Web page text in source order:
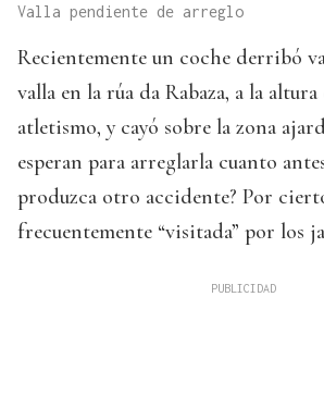
Valla pendiente de arreglo
Recientemente un coche derribó
valla en la rúa da Rabaza, a la
atletismo, y cayó sobre la zona
esperan para arreglarla cuanto
produzca otro accidente? Por
frecuentemente “visitada” por los